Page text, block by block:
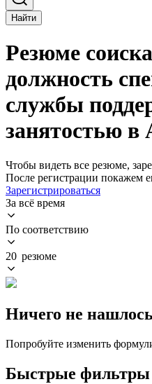
Найти
Резюме
должность
службы
занятостью в
Чтобы видеть все резюме,
После регистрации покажем
Зарегистрироваться
За всё время
По соответствию
20 резюме
Ничего не нашлось
Попробуйте изменить
Быстрые фильтры